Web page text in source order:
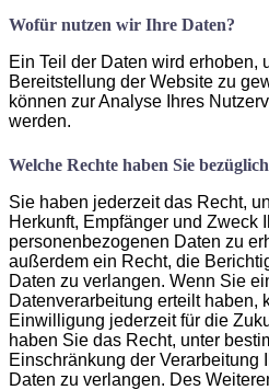
Wofür nutzen wir Ihre Daten?
Ein Teil der Daten wird erhoben,
Bereitstellung der Website zu
können zur Analyse Ihres
werden.
Welche Rechte haben Sie
Sie haben jederzeit das Recht,
Herkunft, Empfänger und Zweck
personenbezogenen Daten zu
außerdem ein Recht, die
Daten zu verlangen. Wenn Sie
Datenverarbeitung erteilt haben,
Einwilligung jederzeit für die
haben Sie das Recht, unter
Einschränkung der Verarbeitung
Daten zu verlangen. Des